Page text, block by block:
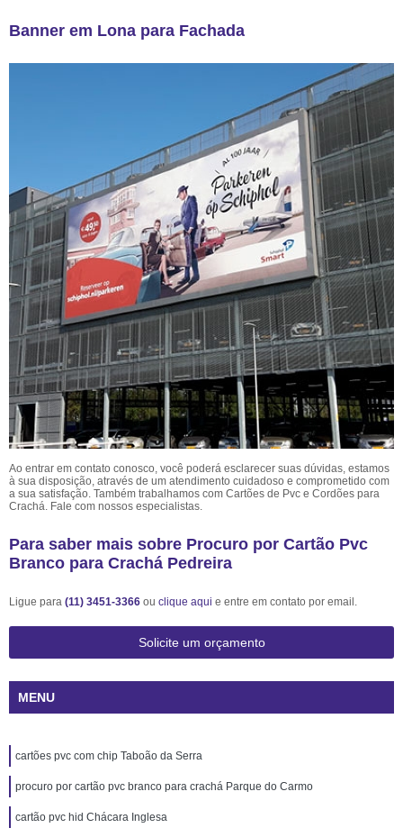
Banner em Lona para Fachada
Ao entrar em contato conosco, você poderá esclarecer suas dúvidas, estamos
à sua disposição, através de um atendimento cuidadoso e comprometido com
a sua satisfação. Também trabalhamos com Cartões de Pvc e Cordões para
Crachá. Fale com nossos especialistas.
Para saber mais sobre Procuro por Cartão Pvc
Branco para Crachá Pedreira
Ligue para (11) 3451-3366 ou clique aqui e entre em contato por email.
Solicite um orçamento
MENU
cartões pvc com chip Taboão da Serra
procuro por cartão pvc branco para crachá Parque do Carmo
cartão pvc hid Chácara Inglesa